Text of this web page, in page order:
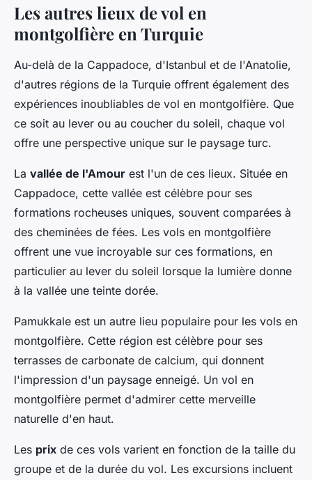
Les autres lieux de vol en
montgolfière en Turquie
Au-delà de la Cappadoce, d'Istanbul et de l'Anatolie,
d'autres régions de la Turquie offrent également des
expériences inoubliables de vol en montgolfière. Que
ce soit au lever ou au coucher du soleil, chaque vol
offre une perspective unique sur le paysage turc.
La vallée de l'Amour est l'un de ces lieux. Située en
Cappadoce, cette vallée est célèbre pour ses
formations rocheuses uniques, souvent comparées à
des cheminées de fées. Les vols en montgolfière
offrent une vue incroyable sur ces formations, en
particulier au lever du soleil lorsque la lumière donne
à la vallée une teinte dorée.
Pamukkale est un autre lieu populaire pour les vols en
montgolfière. Cette région est célèbre pour ses
terrasses de carbonate de calcium, qui donnent
l'impression d'un paysage enneigé. Un vol en
montgolfière permet d'admirer cette merveille
naturelle d'en haut.
Les prix de ces vols varient en fonction de la taille du
groupe et de la durée du vol. Les excursions incluent